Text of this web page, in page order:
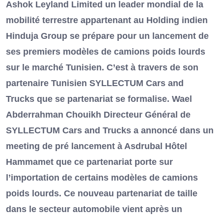
Ashok Leyland Limited un leader mondial de la
mobilité terrestre appartenant au Holding indien
Hinduja Group se prépare pour un lancement de
ses premiers modèles de camions poids lourds
sur le marché Tunisien. C’est à travers de son
partenaire Tunisien SYLLECTUM Cars and
Trucks que se partenariat se formalise. Wael
Abderrahman Chouikh Directeur Général de
SYLLECTUM Cars and Trucks a annoncé dans un
meeting de pré lancement à Asdrubal Hôtel
Hammamet que ce partenariat porte sur
l’importation de certains modèles de camions
poids lourds. Ce nouveau partenariat de taille
dans le secteur automobile vient après un